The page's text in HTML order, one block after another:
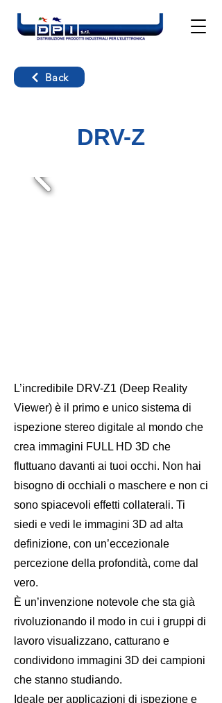
Back
DRV-Z
L’incredibile DRV-Z1 (Deep Reality
Viewer) è il primo e unico sistema di
ispezione stereo digitale al mondo che
crea immagini FULL HD 3D che
fluttuano davanti ai tuoi occhi. Non hai
bisogno di occhiali o maschere e non ci
sono spiacevoli effetti collaterali. Ti
siedi e vedi le immagini 3D ad alta
definizione, con un’eccezionale
percezione della profondità, come dal
vero.
È un’invenzione notevole che sta già
rivoluzionando il modo in cui i gruppi di
lavoro visualizzano, catturano e
condividono immagini 3D dei campioni
che stanno studiando.
Ideale per applicazioni di ispezione e